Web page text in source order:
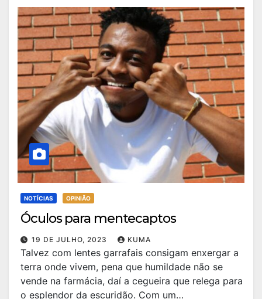
NOTÍCIAS OPINIÃO
Óculos para mentecaptos
19 DE JULHO, 2023 KUMA
Talvez com lentes garrafais consigam enxergar a
terra onde vivem, pena que humildade não se
vende na farmácia, daí a cegueira que relega para
o esplendor da escuridão. Com um…